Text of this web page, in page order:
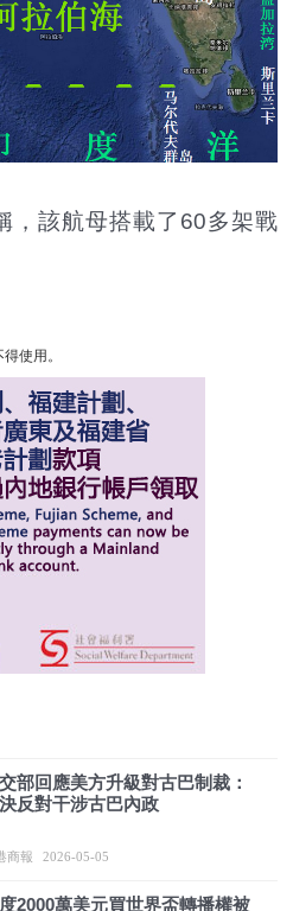
該航母搭載了60多架戰
使用。
部回應美方升級對古巴制裁：
反對干涉古巴內政
商報 2026-05-05
2000萬美元買世界盃轉播權被